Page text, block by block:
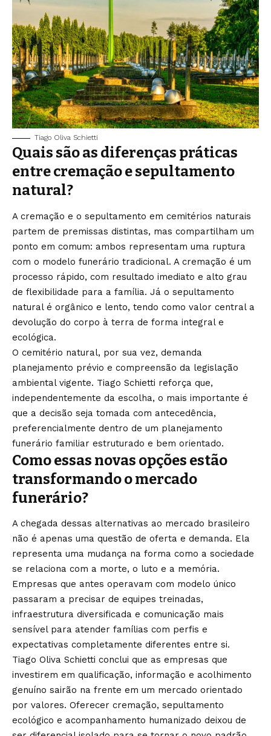
Tiago Oliva Schietti
Quais são as diferenças práticas
entre cremação e sepultamento
natural?
A cremação e o sepultamento em cemitérios naturais
partem de premissas distintas, mas compartilham um
ponto em comum: ambos representam uma ruptura
com o modelo funerário tradicional. A cremação é um
processo rápido, com resultado imediato e alto grau
de flexibilidade para a família. Já o sepultamento
natural é orgânico e lento, tendo como valor central a
devolução do corpo à terra de forma integral e
ecológica.
O cemitério natural, por sua vez, demanda
planejamento prévio e compreensão da legislação
ambiental vigente. Tiago Schietti reforça que,
independentemente da escolha, o mais importante é
que a decisão seja tomada com antecedência,
preferencialmente dentro de um planejamento
funerário familiar estruturado e bem orientado.
Como essas novas opções estão
transformando o mercado
funerário?
A chegada dessas alternativas ao mercado brasileiro
não é apenas uma questão de oferta e demanda. Ela
representa uma mudança na forma como a sociedade
se relaciona com a morte, o luto e a memória.
Empresas que antes operavam com modelo único
passaram a precisar de equipes treinadas,
infraestrutura diversificada e comunicação mais
sensível para atender famílias com perfis e
expectativas completamente diferentes entre si.
Tiago Oliva Schietti conclui que as empresas que
investirem em qualificação, informação e acolhimento
genuíno sairão na frente em um mercado orientado
por valores. Oferecer cremação, sepultamento
ecológico e acompanhamento humanizado deixou de